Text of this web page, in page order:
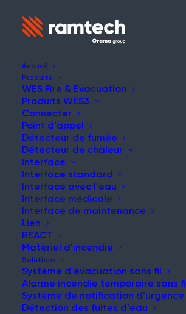
Accueil
Produits
WES Fire & Evacuation
Produits WES3
Connecter
Point d'appel
Détecteur de fumée
Détecteur de chaleur
Interface
Interface standard
Interface avec l'eau
Interface médicale
Interface de maintenance
Lien
REACT
Matériel d'incendie
Solutions
Système d'évacuation sans fil
Alarme incendie temporaire sans fil
Système de notification d'urgence
Détection des fuites d'eau